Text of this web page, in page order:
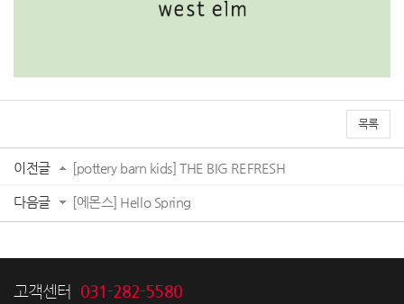
목록
이전글 [pottery barn kids] THE BIG REFRESH
다음글 [에몬스] Hello Spring
고객센터 031-282-5580